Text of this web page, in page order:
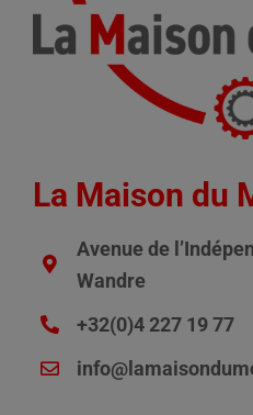
La Maison du
Avenue de
Wandre
+32(0)4 227 19 77